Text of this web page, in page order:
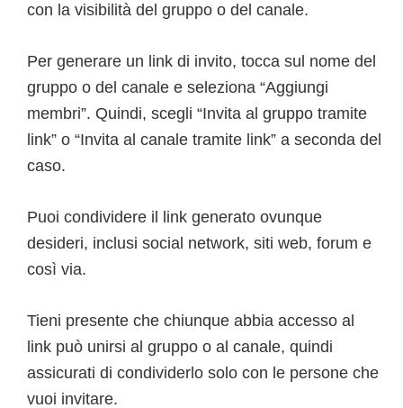
con la visibilità del gruppo o del canale.
Per generare un link di invito, tocca sul nome del
gruppo o del canale e seleziona “Aggiungi
membri”. Quindi, scegli “Invita al gruppo tramite
link” o “Invita al canale tramite link” a seconda del
caso.
Puoi condividere il link generato ovunque
desideri, inclusi social network, siti web, forum e
così via.
Tieni presente che chiunque abbia accesso al
link può unirsi al gruppo o al canale, quindi
assicurati di condividerlo solo con le persone che
vuoi invitare.